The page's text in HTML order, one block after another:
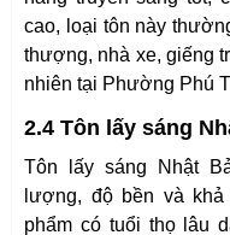
cao, loại tôn này
thượng, nhà xe, giếng
nhiên tại Phường Phú
2.4 Tôn lấy sáng
Tôn lấy sáng Nhật
lượng, độ bền và
phẩm có tuổi thọ lâu